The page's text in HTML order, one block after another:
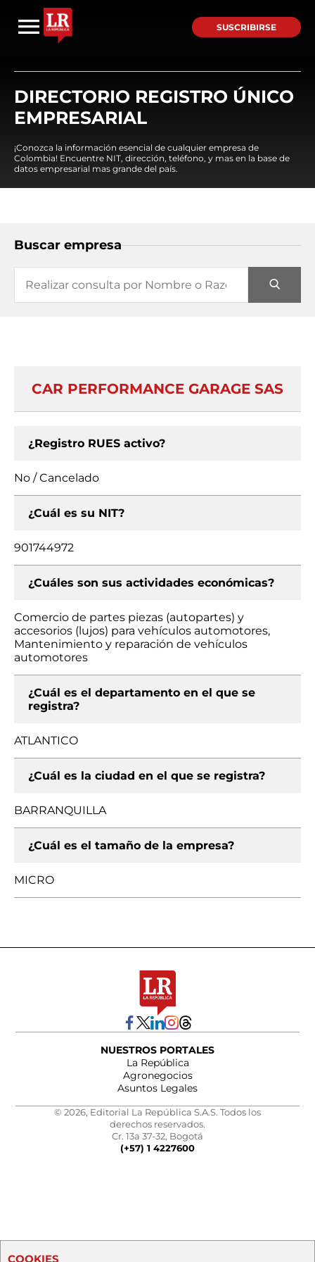
SUSCRIBIRSE
DIRECTORIO REGISTRO ÚNICO
EMPRESARIAL
¡Conozca la información esencial de cualquier empresa de
Colombia! Encuentre NIT, dirección, teléfono, y mas en la base de
datos empresarial mas grande del país.
Buscar empresa
CAR PERFORMANCE GARAGE SAS
¿Registro RUES activo?
No / Cancelado
¿Cuál es su NIT?
901744972
¿Cuáles son sus actividades económicas?
Comercio de partes piezas (autopartes) y
accesorios (lujos) para vehículos automotores,
Mantenimiento y reparación de vehículos
automotores
¿Cuál es el departamento en el que se
registra?
ATLANTICO
¿Cuál es la ciudad en el que se registra?
BARRANQUILLA
¿Cuál es el tamaño de la empresa?
MICRO
NUESTROS PORTALES
La República
Agronegocios
Asuntos Legales
© 2026, Editorial La República S.A.S. Todos los
derechos reservados.
Cr. 13a 37-32, Bogotá
(+57) 1 4227600
COOKIES